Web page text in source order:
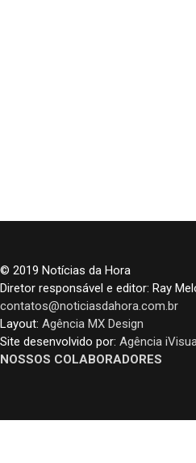
© 2019 Notícias da Hora
Diretor responsável e editor: Ray
contatos@noticiasdahora.com.br
Layout: Agência MX Design
Site desenvolvido por: Agência
NOSSOS COLABORADORES